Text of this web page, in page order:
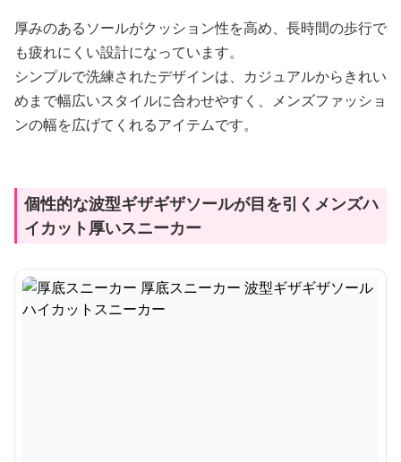
厚みのあるソールがクッション性を高め、長時間の歩行で
も疲れにくい設計になっています。
シンプルで洗練されたデザインは、カジュアルからきれい
めまで幅広いスタイルに合わせやすく、メンズファッショ
ンの幅を広げてくれるアイテムです。
個性的な波型ギザギザソールが目を引くメンズハ
イカット厚いスニーカー